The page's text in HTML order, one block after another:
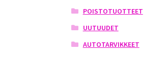
POISTOTUOTTEET
UUTUUDET
AUTOTARVIKKEET